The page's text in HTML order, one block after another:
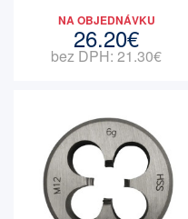
NA OBJEDNÁVKU
26.20€
bez DPH: 21.30€